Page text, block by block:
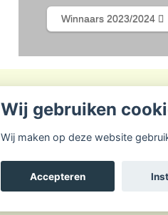
Winnaars 2023/2024
Wij gebruiken
Wij maken op deze website
Accepteren